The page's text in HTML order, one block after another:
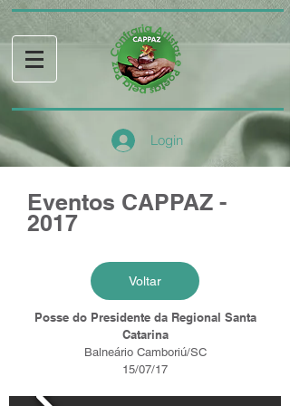
Login
Eventos CAPPAZ -
2017
Voltar
Posse do Presidente da Regional Santa
Catarina
Balneário Camboriú/SC
15/07/17